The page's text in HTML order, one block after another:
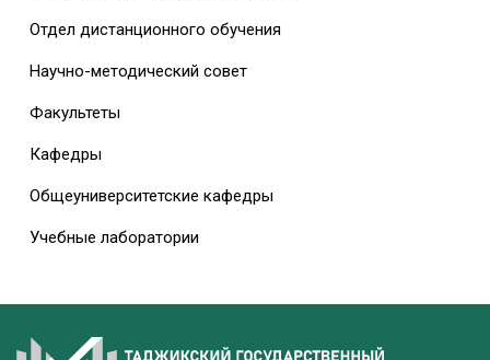
Отдел дистанционного обучения
Научно-методический совет
Факультеты
Кафедры
Общеуниверситетские кафедры
Учебные лаборатории